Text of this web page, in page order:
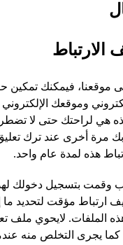
الارتباط
موقعنا، فيمكنك
وموقعك
هي لراحتك حتى لا
بك مرة أخرى عند ترك
هذه لمدة عام واحد.
وقمت بتسجيل دخولك
ارتباط مؤقت لتحديد ما
الملفات. لايحوي ملف
يجرى التخلص منه